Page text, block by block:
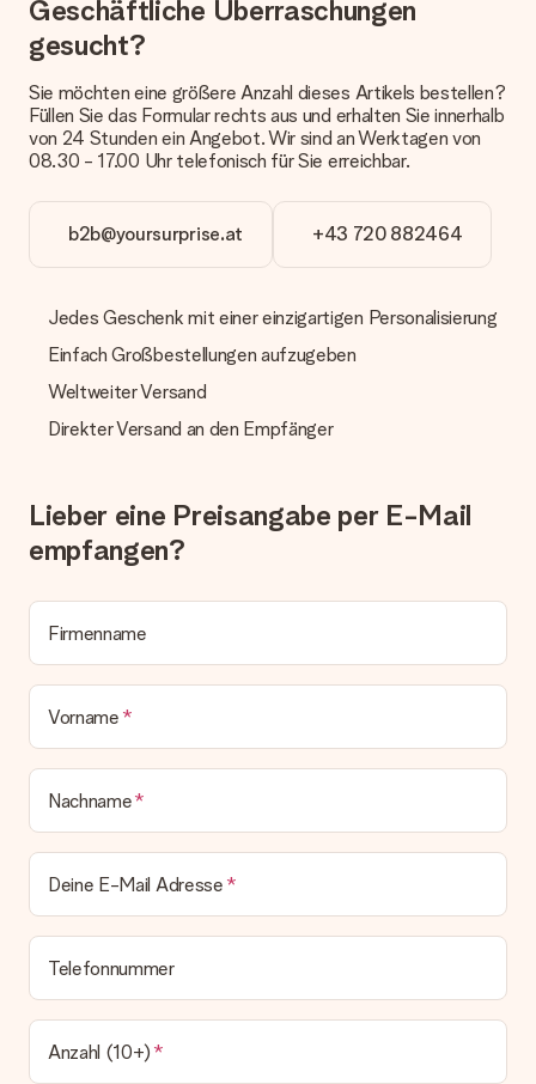
Welche Lieferoptionen stehen zur Verfügung?
Derzeit können wir (noch) keine verschiedenen Lieferoptionen
Päckchen versendet. Möchtest du wissen, ob es als Paket
oder Päckchen geliefert wird, kontaktiere bitte unseren
Kundenservice.
Wie kann ich meine Bestellung bezahlen?
Wir bieten die folgenden Zahlungsoptionen an: Vorauskasse
mit normaler Überweisung, Sofortüberweisung, Paypal,
manuellen Überweisung verlängert sich die Lieferzeit des
Geschenks jedoch um 3 Werktage.
Geschenk empfangen
Was, wenn das Geschenk meine Erwartungen nicht
kontaktieren. Dort wird dir umgehend ein passender
Lösungsvorschlag unterbreitet.
Alle Lieferungen erfolgen ohne Rechnung und/oder
Lieferschein. Die Rechnung zu deiner Bestellung erhältst du
Geschenk also direkt beim Empfänger liefern lassen und es
bleibt eine echte Überraschung!
Geschäftliche Überraschungen
gesucht?
Sie möchten eine größere Anzahl dieses Artikels bestellen?
Füllen Sie das Formular rechts aus und erhalten Sie innerhalb
von 24 Stunden ein Angebot. Wir sind an Werktagen von
08.30 - 17.00 Uhr telefonisch für Sie erreichbar.
b2b@yoursurprise.at +43 720 882464
Jedes Geschenk mit einer einzigartigen Personalisierung
Einfach Großbestellungen aufzugeben
Weltweiter Versand
Direkter Versand an den Empfänger
Lieber eine Preisangabe per E-Mail
empfangen?
Firmenname
Vorname
Nachname
Deine E-Mail Adresse
Telefonnummer
Anzahl (10+)